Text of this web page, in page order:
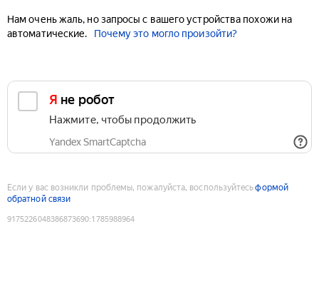
Нам очень жаль, но запросы с вашего устройства похожи на
автоматические.
Почему это могло произойти?
Я не робот
Нажмите, чтобы продолжить
Yandex SmartCaptcha
Если у вас возникли проблемы, пожалуйста, воспользуйтесьформой
обратной связи
9175226048386873690:1785988964